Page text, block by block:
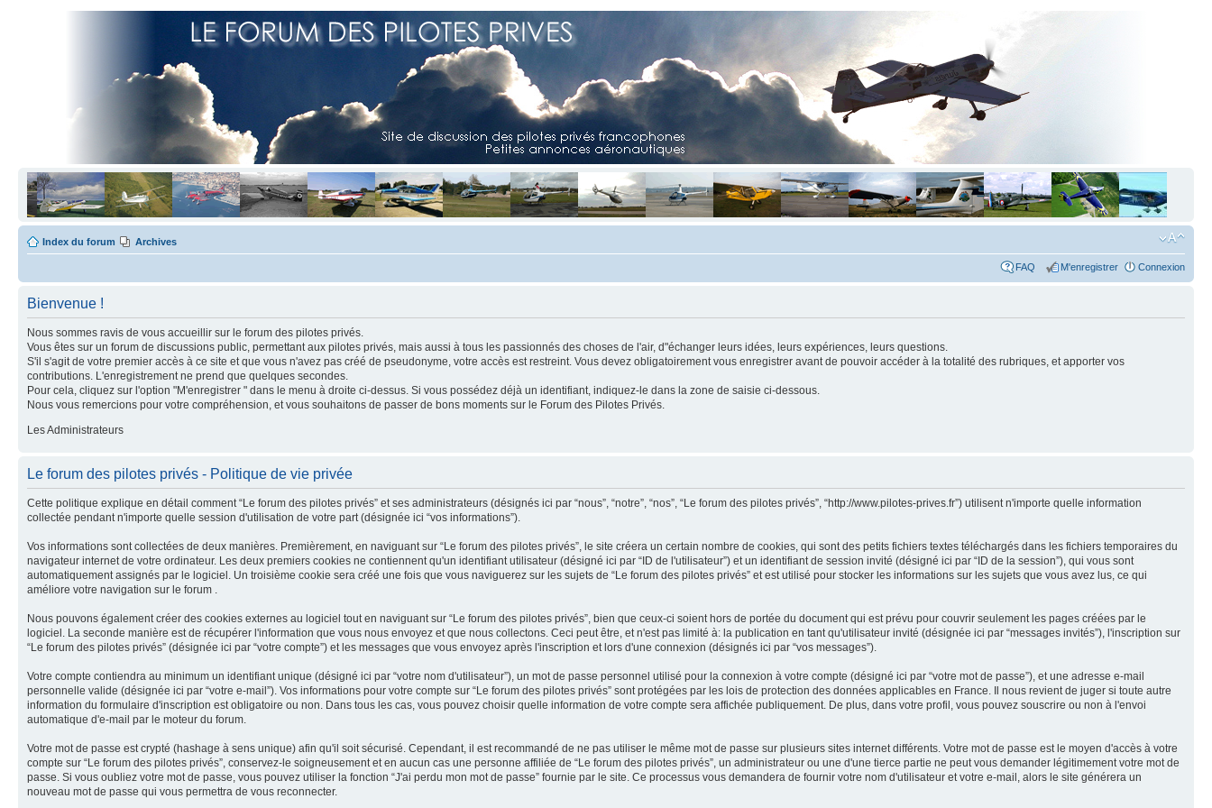
Index du forum Archives
FAQ M'enregistrer Connexion
Bienvenue !
Nous sommes ravis de vous accueillir sur le forum des pilotes privés.
Vous êtes sur un forum de discussions public, permettant aux pilotes privés, mais aussi à tous les passionnés des choses de l'air, d"échanger leurs idées, leurs expériences, leurs questions.
S'il s'agit de votre premier accès à ce site et que vous n'avez pas créé de pseudonyme, votre accès est restreint. Vous devez obligatoirement vous enregistrer avant de pouvoir accéder à la totalité des rubriques, et apporter vos
contributions. L'enregistrement ne prend que quelques secondes.
Pour cela, cliquez sur l'option "M'enregistrer " dans le menu à droite ci-dessus. Si vous possédez déjà un identifiant, indiquez-le dans la zone de saisie ci-dessous.
Nous vous remercions pour votre compréhension, et vous souhaitons de passer de bons moments sur le Forum des Pilotes Privés.
Les Administrateurs
Le forum des pilotes privés - Politique de vie privée
Cette politique explique en détail comment “Le forum des pilotes privés” et ses administrateurs (désignés ici par “nous”, “notre”, “nos”, “Le forum des pilotes privés”, “http://www.pilotes-prives.fr”) utilisent n'importe quelle information
collectée pendant n'importe quelle session d'utilisation de votre part (désignée ici “vos informations”).
Vos informations sont collectées de deux manières. Premièrement, en naviguant sur “Le forum des pilotes privés”, le site créera un certain nombre de cookies, qui sont des petits fichiers textes téléchargés dans les fichiers temporaires du
navigateur internet de votre ordinateur. Les deux premiers cookies ne contiennent qu'un identifiant utilisateur (désigné ici par “ID de l'utilisateur”) et un identifiant de session invité (désigné ici par “ID de la session”), qui vous sont
automatiquement assignés par le logiciel. Un troisième cookie sera créé une fois que vous naviguerez sur les sujets de “Le forum des pilotes privés” et est utilisé pour stocker les informations sur les sujets que vous avez lus, ce qui
améliore votre navigation sur le forum .
Nous pouvons également créer des cookies externes au logiciel tout en naviguant sur “Le forum des pilotes privés”, bien que ceux-ci soient hors de portée du document qui est prévu pour couvrir seulement les pages créées par le
logiciel. La seconde manière est de récupérer l'information que vous nous envoyez et que nous collectons. Ceci peut être, et n'est pas limité à: la publication en tant qu'utilisateur invité (désignée ici par “messages invités”), l'inscription sur
“Le forum des pilotes privés” (désignée ici par “votre compte”) et les messages que vous envoyez après l'inscription et lors d'une connexion (désignés ici par “vos messages”).
Votre compte contiendra au minimum un identifiant unique (désigné ici par “votre nom d'utilisateur”), un mot de passe personnel utilisé pour la connexion à votre compte (désigné ici par “votre mot de passe”), et une adresse e-mail
personnelle valide (désignée ici par “votre e-mail”). Vos informations pour votre compte sur “Le forum des pilotes privés” sont protégées par les lois de protection des données applicables en France. Il nous revient de juger si toute autre
information du formulaire d'inscription est obligatoire ou non. Dans tous les cas, vous pouvez choisir quelle information de votre compte sera affichée publiquement. De plus, dans votre profil, vous pouvez souscrire ou non à l'envoi
automatique d'e-mail par le moteur du forum.
Votre mot de passe est crypté (hashage à sens unique) afin qu'il soit sécurisé. Cependant, il est recommandé de ne pas utiliser le même mot de passe sur plusieurs sites internet différents. Votre mot de passe est le moyen d'accès à votre
compte sur “Le forum des pilotes privés”, conservez-le soigneusement et en aucun cas une personne affiliée de “Le forum des pilotes privés”, un administrateur ou une d'une tierce partie ne peut vous demander légitimement votre mot de
passe. Si vous oubliez votre mot de passe, vous pouvez utiliser la fonction “J'ai perdu mon mot de passe” fournie par le site. Ce processus vous demandera de fournir votre nom d'utilisateur et votre e-mail, alors le site générera un
nouveau mot de passe qui vous permettra de vous reconnecter.